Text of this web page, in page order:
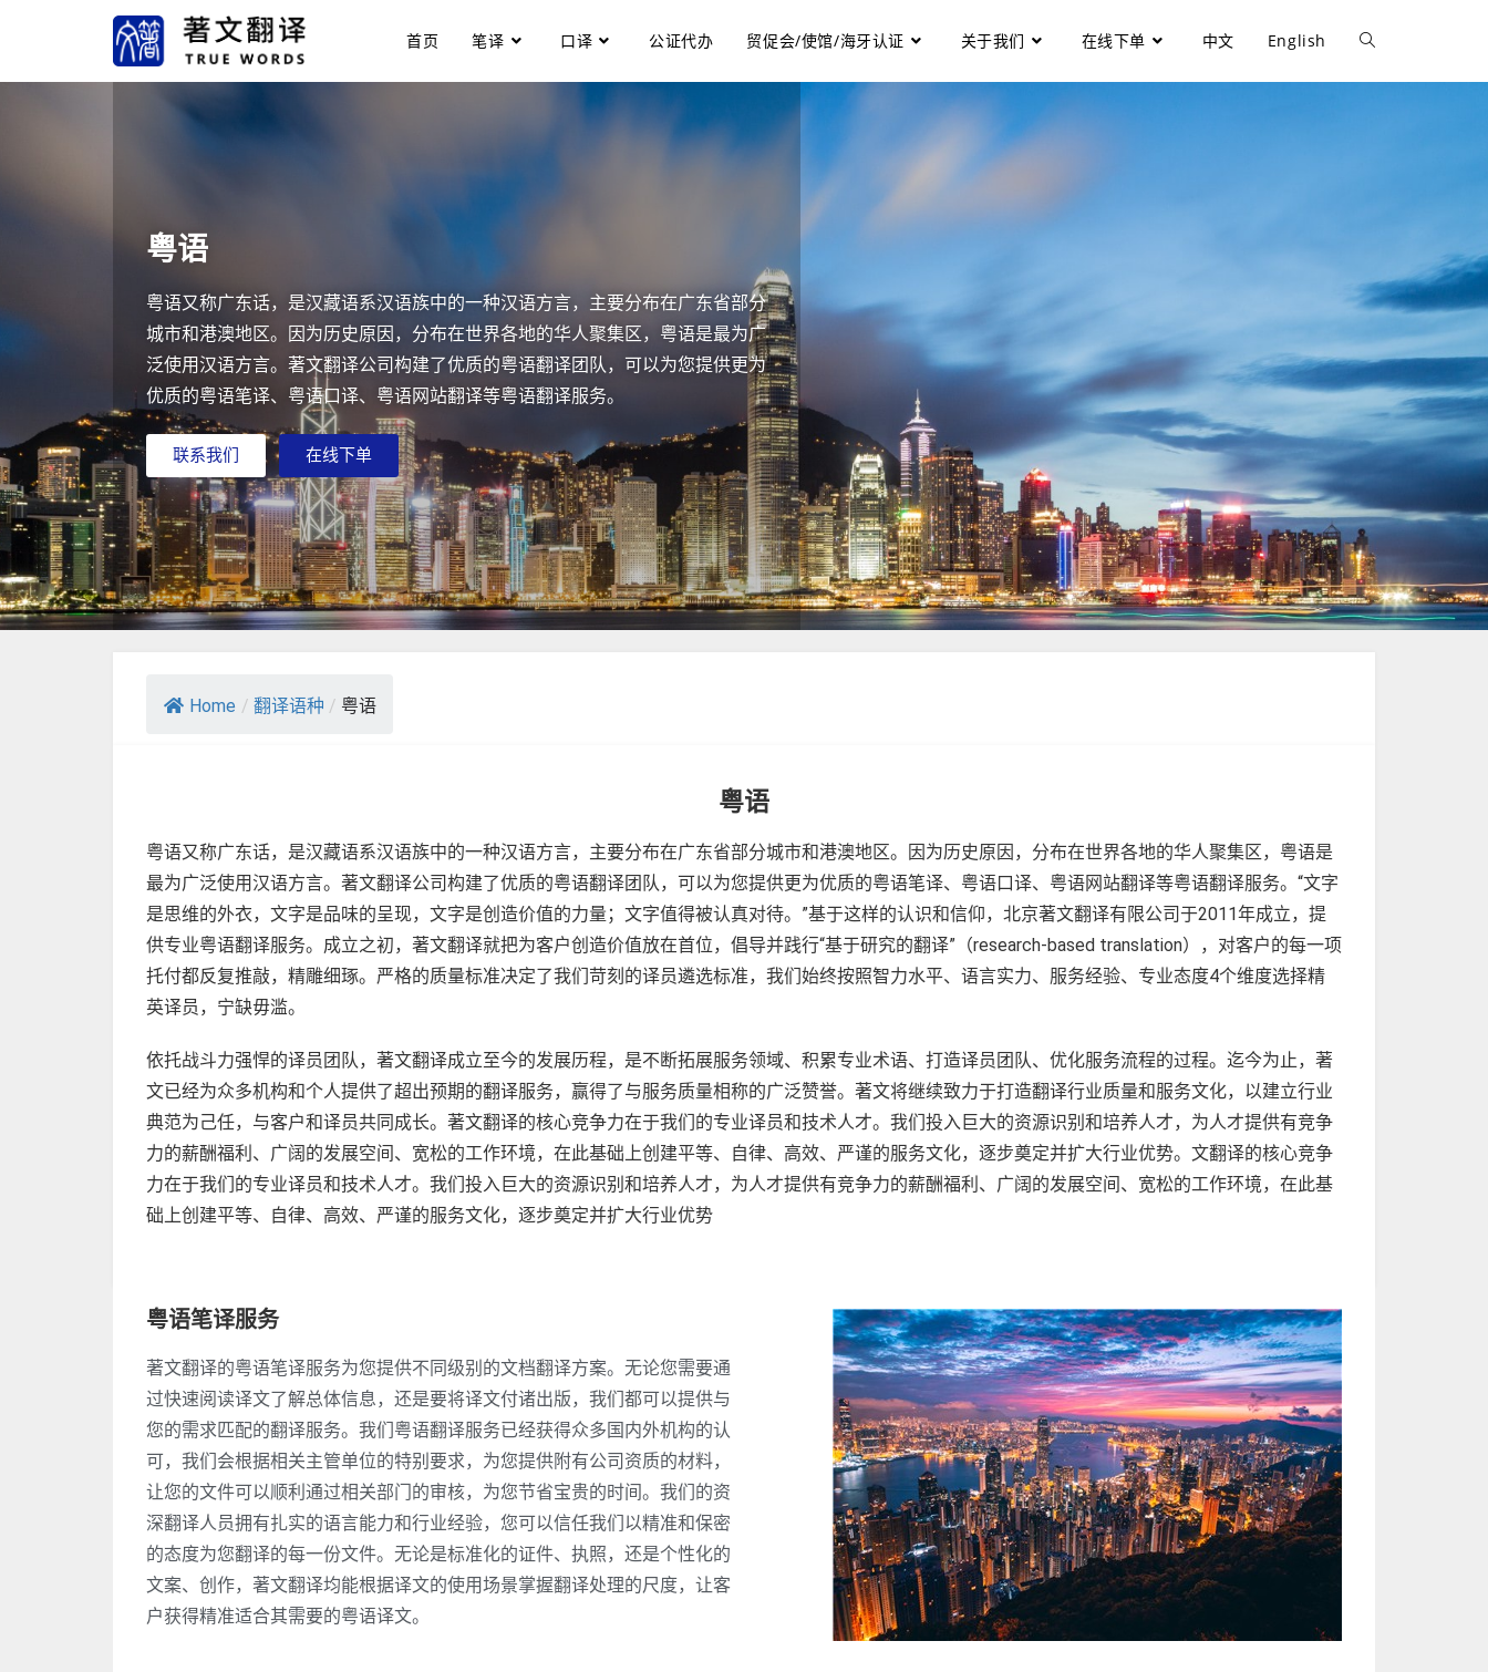
首页 笔译 口译 公证代办 贸促会/使馆/海牙认证 关于我们 在线下单 中文 English
粤语
粤语又称广东话，是汉藏语系汉语族中的一种汉语方言，主要分布在广东省部分
城市和港澳地区。因为历史原因，分布在世界各地的华人聚集区，粤语是最为广
泛使用汉语方言。著文翻译公司构建了优质的粤语翻译团队，可以为您提供更为
优质的粤语笔译、粤语口译、粤语网站翻译等粤语翻译服务。
联系我们 在线下单
Home / 翻译语种 / 粤语
粤语
粤语又称广东话，是汉藏语系汉语族中的一种汉语方言，主要分布在广东省部分城市和港澳地区。因为历史原因，分布在世界各地的华人聚集区，粤语是
最为广泛使用汉语方言。著文翻译公司构建了优质的粤语翻译团队，可以为您提供更为优质的粤语笔译、粤语口译、粤语网站翻译等粤语翻译服务。“文字
是思维的外衣，文字是品味的呈现，文字是创造价值的力量；文字值得被认真对待。”基于这样的认识和信仰，北京著文翻译有限公司于2011年成立，提
供专业粤语翻译服务。成立之初，著文翻译就把为客户创造价值放在首位，倡导并践行“基于研究的翻译”（research-based translation），对客户的每一项
托付都反复推敲，精雕细琢。严格的质量标准决定了我们苛刻的译员遴选标准，我们始终按照智力水平、语言实力、服务经验、专业态度4个维度选择精
英译员，宁缺毋滥。
依托战斗力强悍的译员团队，著文翻译成立至今的发展历程，是不断拓展服务领域、积累专业术语、打造译员团队、优化服务流程的过程。迄今为止，著
文已经为众多机构和个人提供了超出预期的翻译服务，赢得了与服务质量相称的广泛赞誉。著文将继续致力于打造翻译行业质量和服务文化，以建立行业
典范为己任，与客户和译员共同成长。著文翻译的核心竞争力在于我们的专业译员和技术人才。我们投入巨大的资源识别和培养人才，为人才提供有竞争
力的薪酬福利、广阔的发展空间、宽松的工作环境，在此基础上创建平等、自律、高效、严谨的服务文化，逐步奠定并扩大行业优势。文翻译的核心竞争
力在于我们的专业译员和技术人才。我们投入巨大的资源识别和培养人才，为人才提供有竞争力的薪酬福利、广阔的发展空间、宽松的工作环境，在此基
础上创建平等、自律、高效、严谨的服务文化，逐步奠定并扩大行业优势
粤语笔译服务
著文翻译的粤语笔译服务为您提供不同级别的文档翻译方案。无论您需要通
过快速阅读译文了解总体信息，还是要将译文付诸出版，我们都可以提供与
您的需求匹配的翻译服务。我们粤语翻译服务已经获得众多国内外机构的认
可，我们会根据相关主管单位的特别要求，为您提供附有公司资质的材料，
让您的文件可以顺利通过相关部门的审核，为您节省宝贵的时间。我们的资
深翻译人员拥有扎实的语言能力和行业经验，您可以信任我们以精准和保密
的态度为您翻译的每一份文件。无论是标准化的证件、执照，还是个性化的
文案、创作，著文翻译均能根据译文的使用场景掌握翻译处理的尺度，让客
户获得精准适合其需要的粤语译文。